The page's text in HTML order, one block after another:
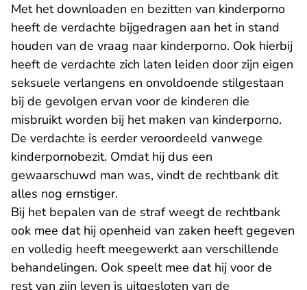
Met het downloaden en bezitten van kinderporno
heeft de verdachte bijgedragen aan het in stand
houden van de vraag naar kinderporno. Ook hierbij
heeft de verdachte zich laten leiden door zijn eigen
seksuele verlangens en onvoldoende stilgestaan
bij de gevolgen ervan voor de kinderen die
misbruikt worden bij het maken van kinderporno.
De verdachte is eerder veroordeeld vanwege
kinderpornobezit. Omdat hij dus een
gewaarschuwd man was, vindt de rechtbank dit
alles nog ernstiger.
Bij het bepalen van de straf weegt de rechtbank
ook mee dat hij openheid van zaken heeft gegeven
en volledig heeft meegewerkt aan verschillende
behandelingen. Ook speelt mee dat hij voor de
rest van zijn leven is uitgesloten van de